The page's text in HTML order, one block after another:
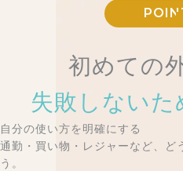
初めての
失敗しないた
自分の使い方を明確にする
通勤・買い物・レジャーなど、ど
う。